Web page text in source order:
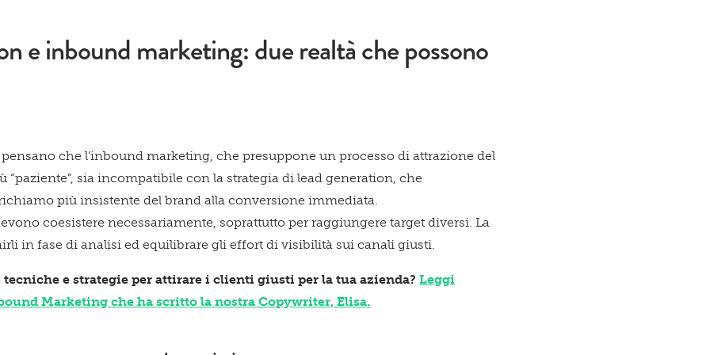
Informativa sul trattamento dei dati
e inbound marketing: due realtà che possono
che l’inbound marketing, che presuppone un processo di attrazione del
“paziente”, sia incompatibile con la strategia di lead generation, che
più insistente del brand alla conversione immediata.
coesistere necessariamente, soprattutto per raggiungere target diversi. La
in fase di analisi ed equilibrare gli effort di visibilità sui canali giusti.
e strategie per attirare i clienti giusti per la tua azienda? Leggi
Marketing che ha scritto la nostra Copywriter, Elisa.